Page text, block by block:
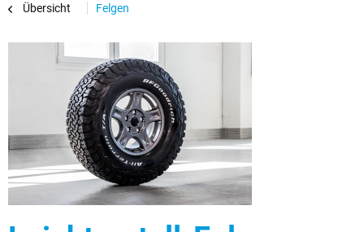
Übersicht Felgen